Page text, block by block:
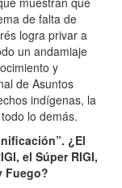
de falta de
logra privar a
un andamiaje
y
de Asuntos
indígenas, la
lo demás.
¿El
el Súper RIGI,
Fuego?